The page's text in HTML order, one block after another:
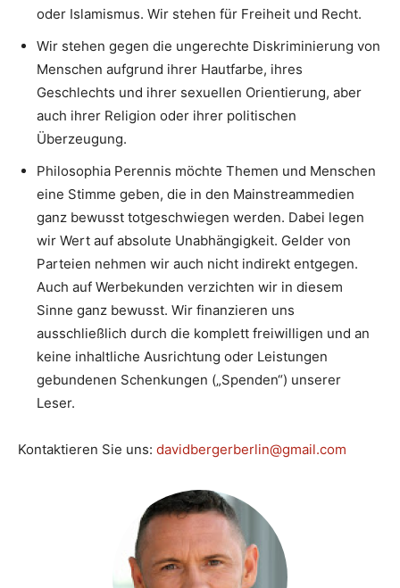
oder Islamismus. Wir stehen für Freiheit und Recht.
Wir stehen gegen die ungerechte Diskriminierung von
Menschen aufgrund ihrer Hautfarbe, ihres
Geschlechts und ihrer sexuellen Orientierung, aber
auch ihrer Religion oder ihrer politischen
Überzeugung.
Philosophia Perennis möchte Themen und Menschen
eine Stimme geben, die in den Mainstreammedien
ganz bewusst totgeschwiegen werden. Dabei legen
wir Wert auf absolute Unabhängigkeit. Gelder von
Parteien nehmen wir auch nicht indirekt entgegen.
Auch auf Werbekunden verzichten wir in diesem
Sinne ganz bewusst. Wir finanzieren uns
ausschließlich durch die komplett freiwilligen und an
keine inhaltliche Ausrichtung oder Leistungen
gebundenen Schenkungen („Spenden“) unserer
Leser.
Kontaktieren Sie uns: davidbergerberlin@gmail.com